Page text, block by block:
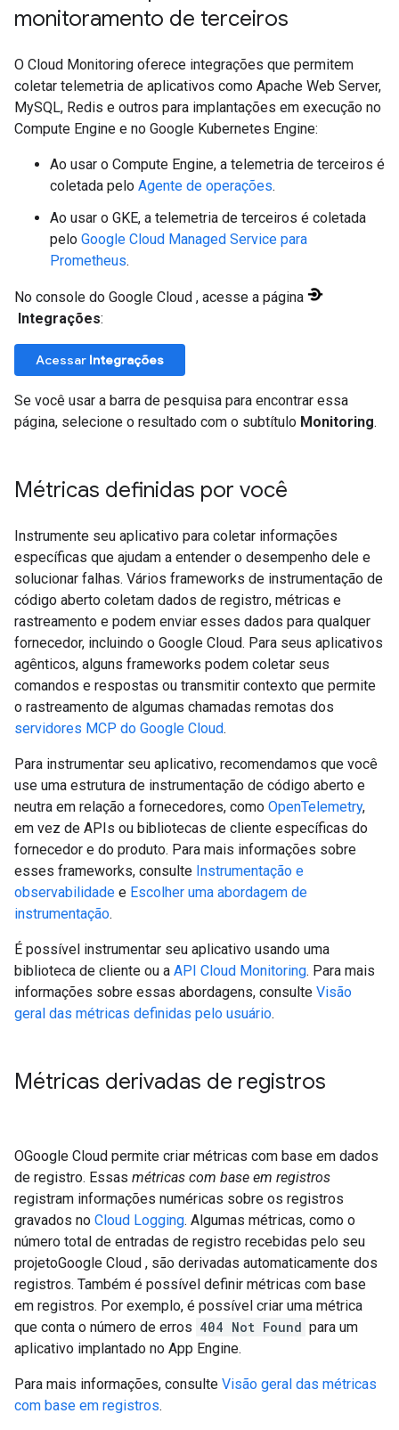
monitoramento de terceiros
O Cloud Monitoring oferece integrações que permitem
coletar telemetria de aplicativos como Apache Web Server,
MySQL, Redis e outros para implantações em execução no
Compute Engine e no Google Kubernetes Engine:
Ao usar o Compute Engine, a telemetria de terceiros é
coletada pelo Agente de operações.
Ao usar o GKE, a telemetria de terceiros é coletada
pelo Google Cloud Managed Service para
Prometheus.
No console do Google Cloud , acesse a página
Integrações:
Acessar Integrações
Se você usar a barra de pesquisa para encontrar essa
página, selecione o resultado com o subtítulo Monitoring.
Métricas definidas por você
Instrumente seu aplicativo para coletar informações
específicas que ajudam a entender o desempenho dele e
solucionar falhas. Vários frameworks de instrumentação de
código aberto coletam dados de registro, métricas e
rastreamento e podem enviar esses dados para qualquer
fornecedor, incluindo o Google Cloud. Para seus aplicativos
agênticos, alguns frameworks podem coletar seus
comandos e respostas ou transmitir contexto que permite
o rastreamento de algumas chamadas remotas dos
servidores MCP do Google Cloud.
Para instrumentar seu aplicativo, recomendamos que você
use uma estrutura de instrumentação de código aberto e
neutra em relação a fornecedores, como OpenTelemetry,
em vez de APIs ou bibliotecas de cliente específicas do
fornecedor e do produto. Para mais informações sobre
esses frameworks, consulte Instrumentação e
observabilidade e Escolher uma abordagem de
instrumentação.
É possível instrumentar seu aplicativo usando uma
biblioteca de cliente ou a API Cloud Monitoring. Para mais
informações sobre essas abordagens, consulte Visão
geral das métricas definidas pelo usuário.
Métricas derivadas de registros
OGoogle Cloud permite criar métricas com base em dados
de registro. Essas métricas com base em registros
registram informações numéricas sobre os registros
gravados no Cloud Logging. Algumas métricas, como o
número total de entradas de registro recebidas pelo seu
projetoGoogle Cloud , são derivadas automaticamente dos
registros. Também é possível definir métricas com base
em registros. Por exemplo, é possível criar uma métrica
que conta o número de erros 404 Not Found para um
aplicativo implantado no App Engine.
Para mais informações, consulte Visão geral das métricas
com base em registros.